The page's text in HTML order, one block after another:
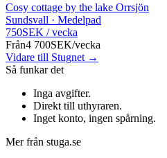
Cosy cottage by the lake Orrsjön
Sundsvall · Medelpad
750SEK /vecka
Från4 700SEK/vecka
Vidare till Stugnet →
Så funkar det
Inga avgifter.
Direkt till uthyraren.
Inget konto, ingen spårning.
Mer från stuga.se